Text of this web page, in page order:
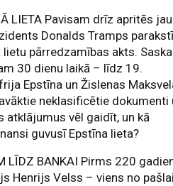
LIETA Pavisam drīz apritēs jau
Donalds Tramps
pārredzamības akts.
30 dienu laikā – līdz 19.
Epstīna un Žislenas
neklasificētie dokumenti
atklājumus vēl gaidīt, un kā
guvusī Epstīna lieta?
LĪDZ BANKAI Pirms 220
Henrijs Velss – viens no